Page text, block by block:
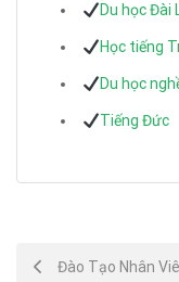
Du học Đài
Học tiếng
Du học
Tiếng Đức
PostĐào Tạo Nhân